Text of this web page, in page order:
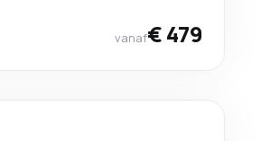
vanaf€ 479